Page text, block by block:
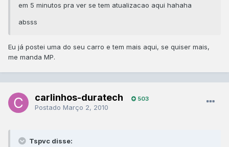
em 5 minutos pra ver se tem atualizacao aqui hahaha
absss
Eu já postei uma do seu carro e tem mais aqui, se quiser mais,
me manda MP.
carlinhos-duratech 503
Postado Março 2, 2010
Tspvc disse: